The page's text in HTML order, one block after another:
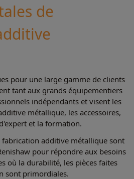
de
pour une large gamme de clients
tant aux grands équipementiers
indépendants et visent les
métallique, les accessoires,
et la formation.
fabrication additive métallique sont
pour répondre aux besoins
où la durabilité, les pièces faites
sont primordiales.